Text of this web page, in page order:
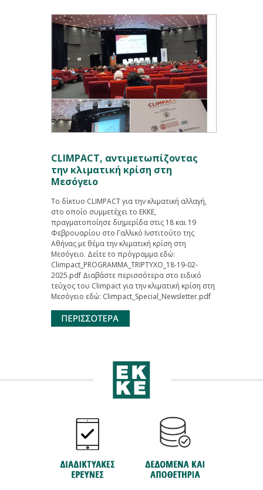
CLIMPACT, αντιμετωπίζοντας
την κλιματική κρίση στη
Μεσόγειο
Το δίκτυο CLIMPACT για την κλιματική αλλαγή,
στο οποίο συμμετέχει το ΕΚΚΕ,
πραγματοποίησε διημερίδα στις 18 και 19
Φεβρουαρίου στο Γαλλικό Ινστιτούτο της
Αθήνας με θέμα την κλιματική κρίση στη
Μεσόγειο. Δείτε το πρόγραμμα εδώ:
Climpact_PROGRAMMA_TRIPTYXO_18-19-02-
2025.pdf Διαβάστε περισσότερα στο ειδικό
τεύχος του Climpact για την κλιματική κρίση στη
Μεσόγειο εδώ: Climpact_Special_Newsletter.pdf